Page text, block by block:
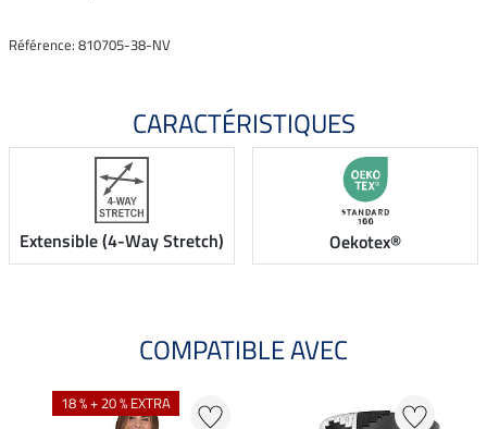
Référence: 810705-38-NV
CARACTÉRISTIQUES
Extensible (4-Way Stretch) Oekotex®
COMPATIBLE AVEC
18 % + 20 % EXTRA